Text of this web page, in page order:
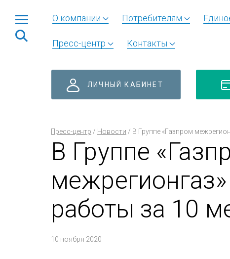
О компании Потребителям
Пресс-центр Контакты
ЛИЧНЫЙ КАБИНЕТ
Пресс-центр / Новости / В Группе «Газпром
В Группе
работы за 10
10 ноября 2020